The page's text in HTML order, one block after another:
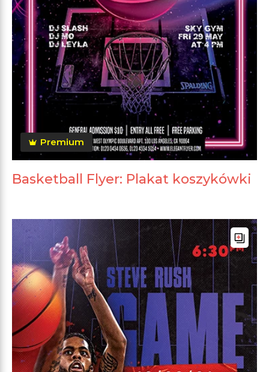
Premium
Basketball Flyer: Plakat koszykówki